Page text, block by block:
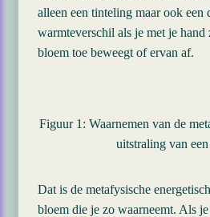
alleen een tinteling maar ook
warmteverschil als je met je hand
bloem toe beweegt of ervan af.
Figuur 1: Waarnemen van de
uitstraling van
Dat is de metafysische
bloem die je zo waarneemt. Als